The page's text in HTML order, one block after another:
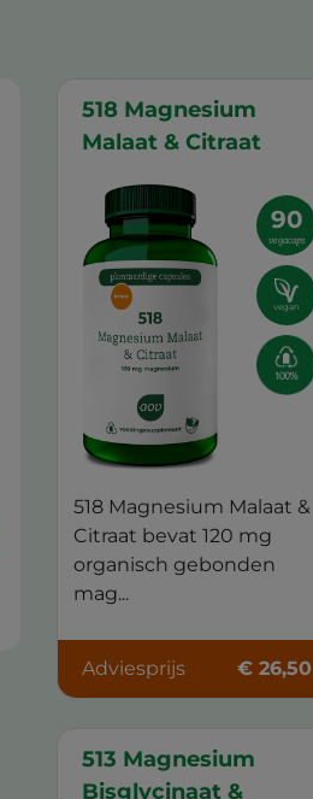
518 Magnesium
Malaat & Citraat
90
vegacaps
vegan
518 Magnesium Malaat &
Citraat bevat 120 mg
organisch gebonden
mag...
Adviesprijs € 26,50
513 Magnesium
Bisglycinaat &